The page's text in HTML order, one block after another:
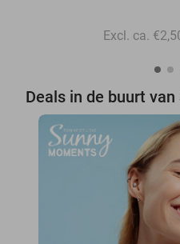
Excl. ca.
Deals in de buurt